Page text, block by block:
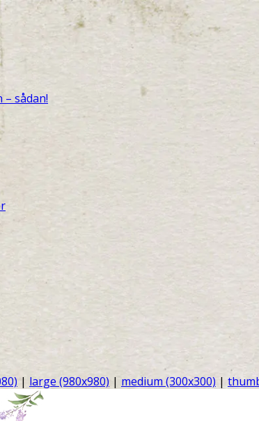
sådan!
| large (980x980) | medium (300x300) |